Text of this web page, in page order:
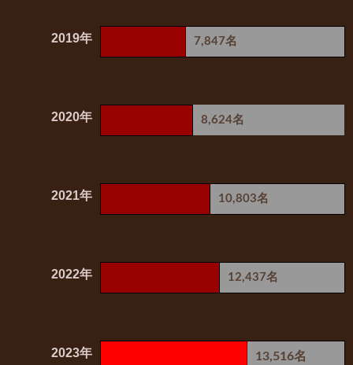
2019年 7,847名
2020年 8,624名
2021年 10,803名
2022年 12,437名
2023年 13,516名